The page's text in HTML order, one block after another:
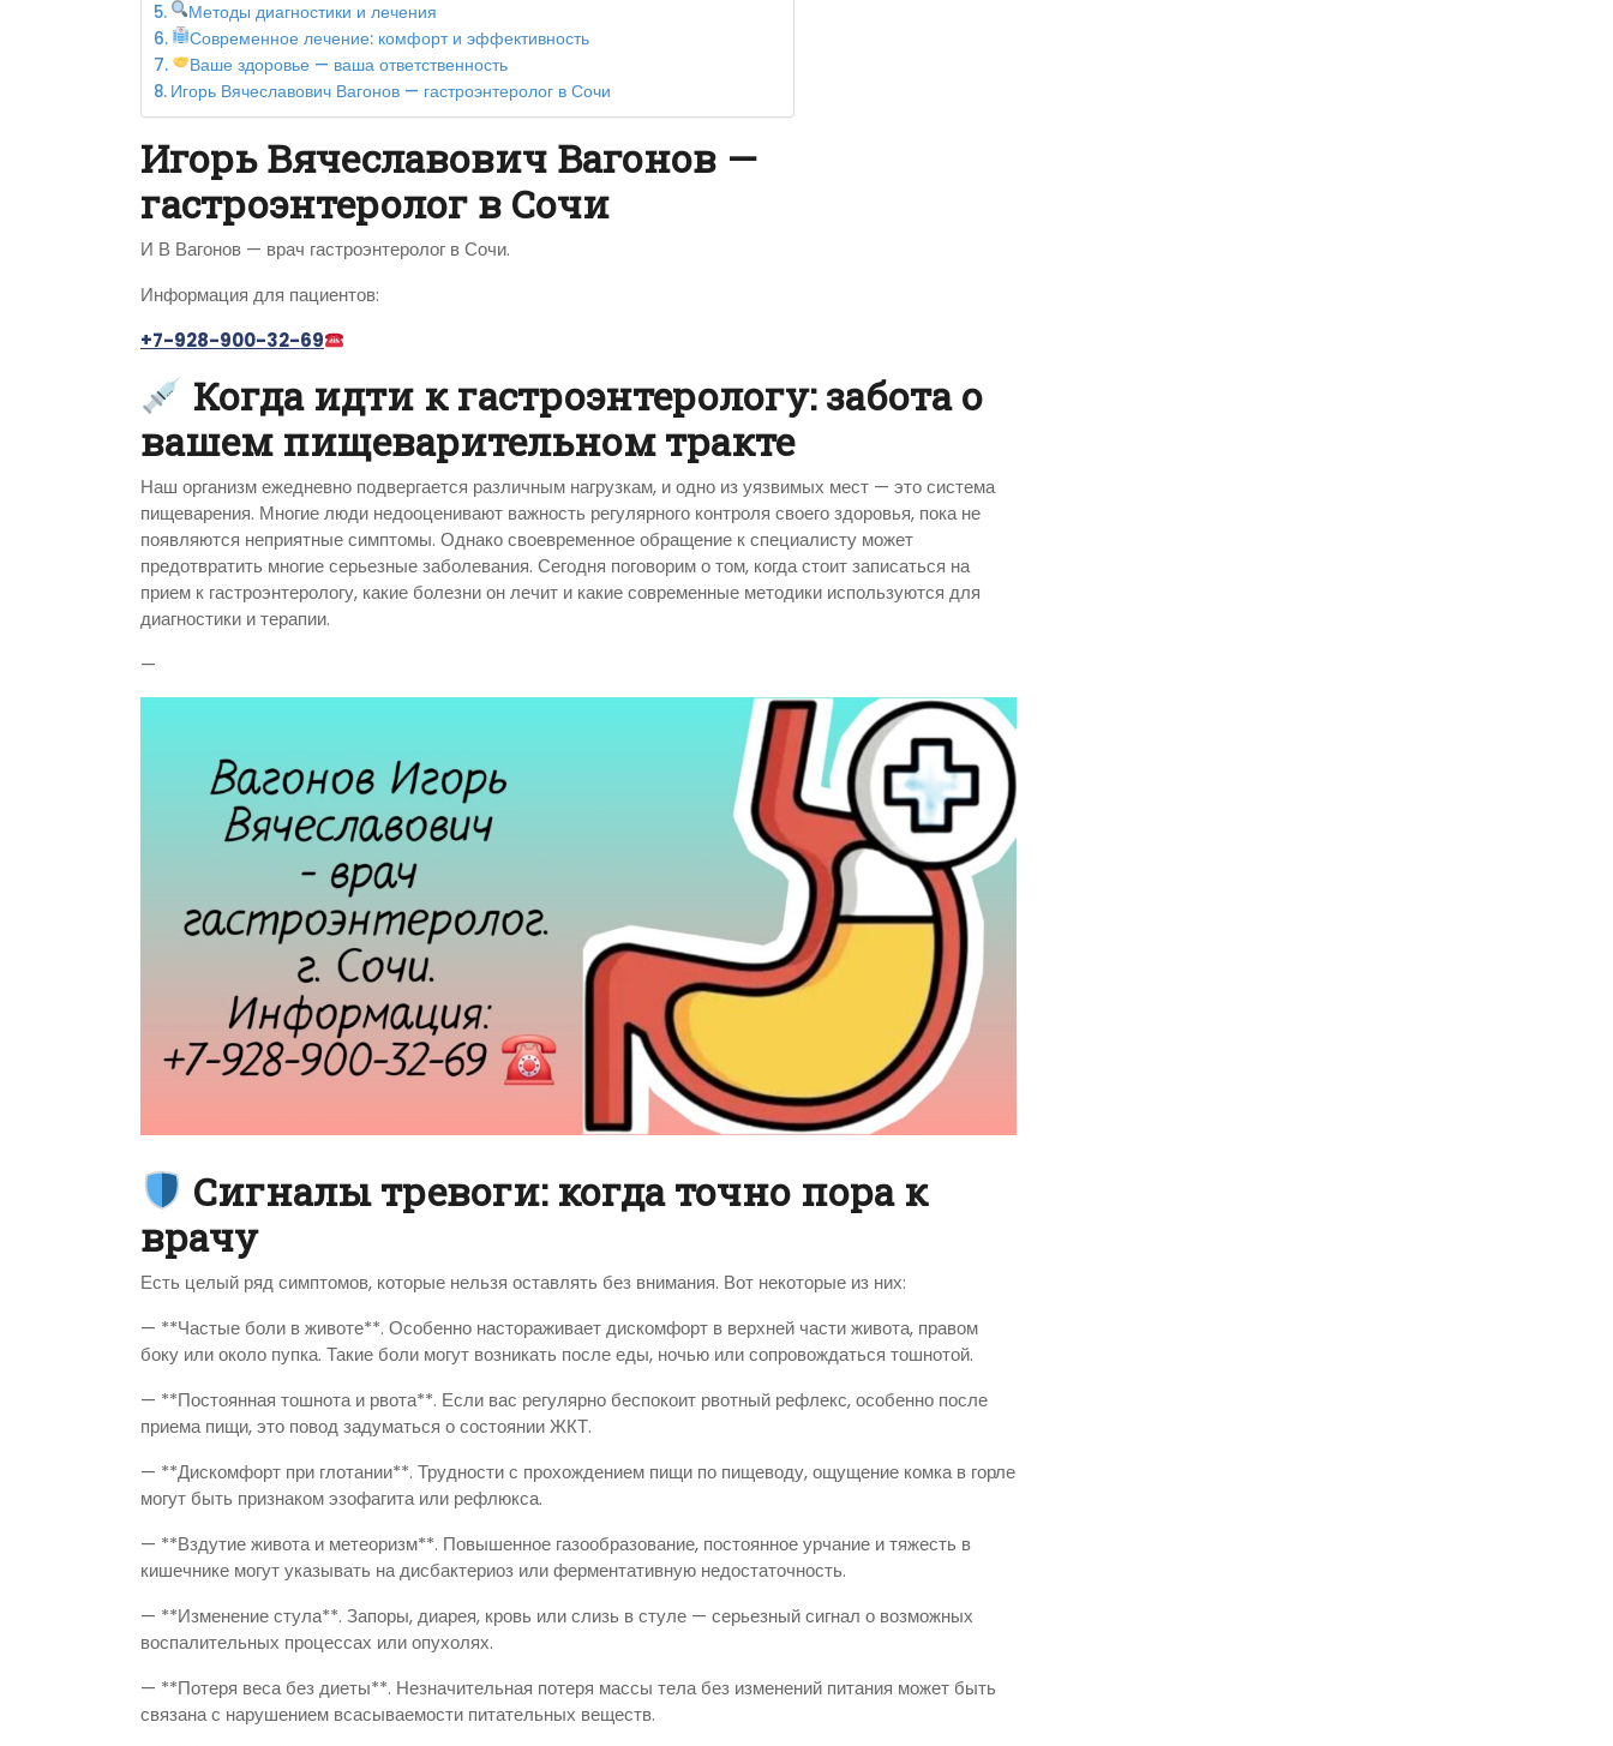
Методы диагностики и лечения
Современное лечение: комфорт и эффективность
Ваше здоровье — ваша ответственность
Игорь Вячеславович Вагонов — гастроэнтеролог в Сочи
Игорь Вячеславович Вагонов —
гастроэнтеролог в Сочи
И В Вагонов — врач гастроэнтеролог в Сочи.
Информация для пациентов:
+7-928-900-32-69
Когда идти к гастроэнтерологу: забота о
вашем пищеварительном тракте
Наш организм ежедневно подвергается различным нагрузкам, и одно из уязвимых мест — это система
пищеварения. Многие люди недооценивают важность регулярного контроля своего здоровья, пока не
появляются неприятные симптомы. Однако своевременное обращение к специалисту может
предотвратить многие серьезные заболевания. Сегодня поговорим о том, когда стоит записаться на
прием к гастроэнтерологу, какие болезни он лечит и какие современные методики используются для
диагностики и терапии.
—
Сигналы тревоги: когда точно пора к
врачу
Есть целый ряд симптомов, которые нельзя оставлять без внимания. Вот некоторые из них:
— **Частые боли в животе**. Особенно настораживает дискомфорт в верхней части живота, правом
боку или около пупка. Такие боли могут возникать после еды, ночью или сопровождаться тошнотой.
— **Постоянная тошнота и рвота**. Если вас регулярно беспокоит рвотный рефлекс, особенно после
приема пищи, это повод задуматься о состоянии ЖКТ.
— **Дискомфорт при глотании**. Трудности с прохождением пищи по пищеводу, ощущение комка в горле
могут быть признаком эзофагита или рефлюкса.
— **Вздутие живота и метеоризм**. Повышенное газообразование, постоянное урчание и тяжесть в
кишечнике могут указывать на дисбактериоз или ферментативную недостаточность.
— **Изменение стула**. Запоры, диарея, кровь или слизь в стуле — серьезный сигнал о возможных
воспалительных процессах или опухолях.
— **Потеря веса без диеты**. Незначительная потеря массы тела без изменений питания может быть
связана с нарушением всасываемости питательных веществ.